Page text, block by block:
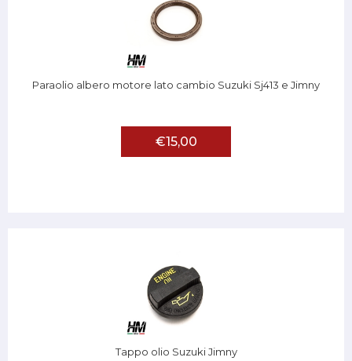
Paraolio albero motore lato cambio Suzuki Sj413 e Jimny
€15,00
Tappo olio Suzuki Jimny